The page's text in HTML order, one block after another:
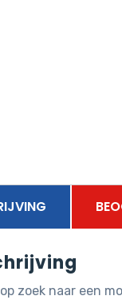
zoek naar een